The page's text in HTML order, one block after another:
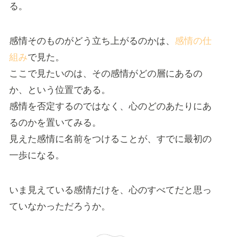
る。
感情そのものがどう立ち上がるのかは、 感情の仕
組みで見た。
ここで見たいのは、その感情がどの層にあるの
か、という位置である。
感情を否定するのではなく、心のどのあたりにあ
るのかを置いてみる。
見えた感情に名前をつけることが、すでに最初の
一歩になる。
いま見えている感情だけを、心のすべてだと思っ
ていなかっただろうか。